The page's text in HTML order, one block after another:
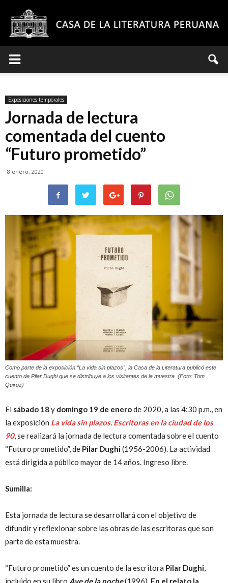
la
Literatura
Peruana
Exposiciones temporales
Jornada de lectura
comentada del cuento
“Futuro prometido”
8 enero, 2020
Como parte de la exposición “La vida sin plazos”, la Casa de la Literatura publicó este
cuento de Pilar Dughi que se distribuye a los visitantes de la muestra. (Foto: Tom
Quiroz)
El sábado 18y domingo 19 de enerode 2020, a las 4:30 p.m., en
la exposición La vida sin plazos. Escritoras en la ciudad de los
90, se realizará la jornada de lectura comentada sobre el cuento
“Futuro prometido”, de Pilar Dughi(1956-2006). La actividad
está dirigida a público mayor de 14 años. Ingreso libre.
Sumilla:
Esta jornada de lectura se desarrollará con el objetivo de
difundir y reflexionar sobre las obras de las escritoras que son
parte de esta muestra.
“Futuro prometido” es un cuento de la escritora Pilar Dughi
incluido en su libro Ave de la noche(1996). En el relato la